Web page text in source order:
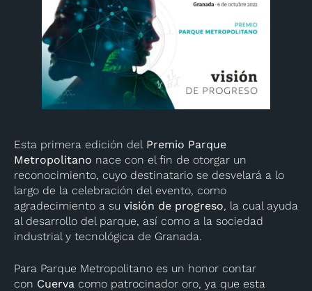
Esta primera edición del Premio Parque
Metropolitano nace con el fin de otorgar un
reconocimiento, cuyo destinatario se desvelará a lo
largo de la celebración del evento, como
agradecimiento a su visión de progreso, la cual ayuda
al desarrollo del parque, así como a la sociedad
industrial y tecnológica de Granada.
Para Parque Metropolitano es un honor contar
con Cuerva como patrocinador oro, ya que esta